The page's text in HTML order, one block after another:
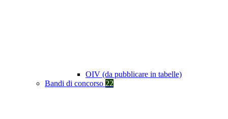
OIV (da pubblicare in tabelle)
Bandi di concorso 22